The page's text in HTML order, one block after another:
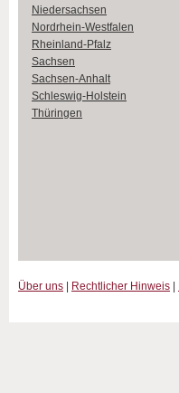
Niedersachsen
Nordrhein-Westfalen
Rheinland-Pfalz
Sachsen
Sachsen-Anhalt
Schleswig-Holstein
Thüringen
Über uns Rechtlicher Hinweis